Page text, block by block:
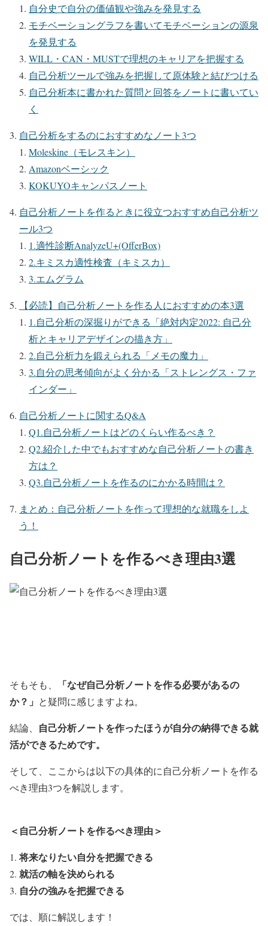
自分史で自分の価値観や強みを発見する
モチベーショングラフを書いてモチベーションの源泉
を発見する
WILL・CAN・MUSTで理想のキャリアを把握する
自己分析ツールで強みを把握して原体験と結びつける
自己分析本に書かれた質問と回答をノートに書いてい
く
自己分析をするのにおすすめなノート3つ
Moleskine（モレスキン）
Amazonベーシック
KOKUYOキャンパスノート
自己分析ノートを作るときに役立つおすすめ自己分析ツ
ール3つ
1.適性診断AnalyzeU+(OfferBox)
2.キミスカ適性検査（キミスカ）
3.エムグラム
【必読】自己分析ノートを作る人におすすめの本3選
1.自己分析の深掘りができる「絶対内定2022: 自己分
析とキャリアデザインの描き方」
2.自己分析力を鍛えられる「メモの魔力」
3.自分の思考傾向がよく分かる「ストレングス・ファ
インダー」
自己分析ノートに関するQ&A
Q1.自己分析ノートはどのくらい作るべき？
Q2.紹介した中でもおすすめな自己分析ノートの書き
方は？
Q3.自己分析ノートを作るのにかかる時間は？
まとめ：自己分析ノートを作って理想的な就職をしよ
う！
自己分析ノートを作るべき理由3選
そもそも、
「なぜ自己分析ノートを作る必要があるの
か？」 と疑問に感じますよね。
結論、 自己分析ノートを作ったほうが自分の納得できる就
活ができるためです。
そして、ここからは以下の具体的に自己分析ノートを作る
べき理由3つを解説します。
＜自己分析ノートを作るべき理由＞
将来なりたい自分を把握できる
就活の軸を決められる
自分の強みを把握できる
では、順に解説します！